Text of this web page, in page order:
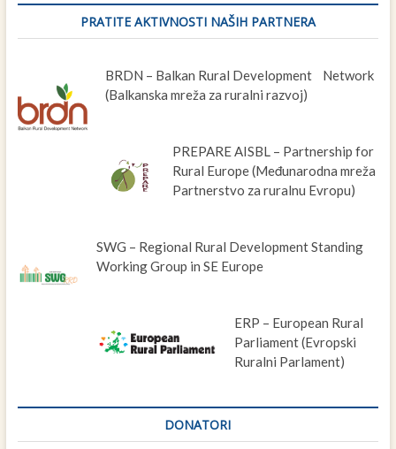
PRATITE AKTIVNOSTI NAŠIH PARTNERA
BRDN – Balkan Rural Development Network
(Balkanska mreža za ruralni razvoj)
PREPARE AISBL – Partnership for
Rural Europe (Međunarodna mreža
Partnerstvo za ruralnu Evropu)
SWG – Regional Rural Development Standing
Working Group in SE Europe
ERP – European Rural
Parliament (Evropski
Ruralni Parlament)
DONATORI